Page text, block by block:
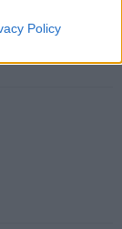
Policy